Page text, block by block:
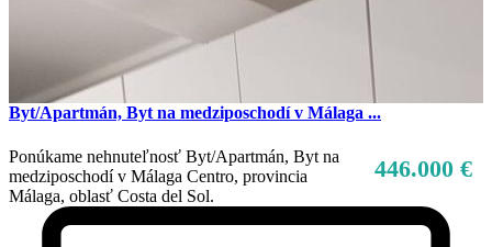
Byt/Apartmán, Byt na medziposchodí v Málaga ...
446.000 €
Ponúkame nehnuteľnosť Byt/Apartmán, Byt na
medziposchodí v Málaga Centro, provincia
Málaga, oblasť Costa del Sol.